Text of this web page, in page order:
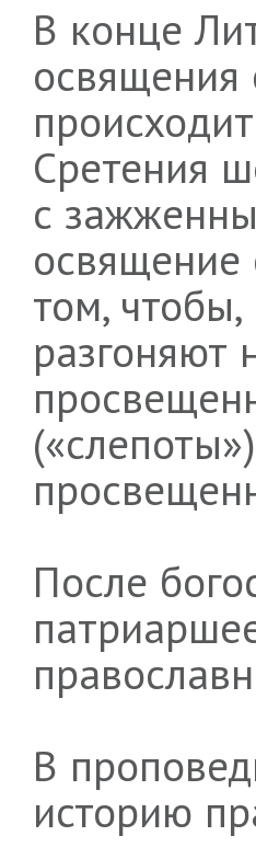
В конце
освящения
Сретения
с
освящение
том,
разгоняют
После
В
историю